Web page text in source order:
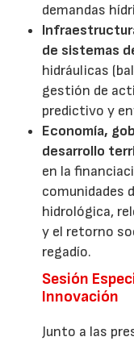
demandas
de sistemas
hidráulicas
gestión de
predictivo y
Economía,
desarrollo
en la
comunidades
hidrológica,
y el retorno
regadío.
Sesión
Innovación
Junto a las